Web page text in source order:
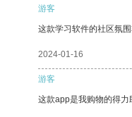
游客
这款学习软件的社区氛
2024-01-16
游客
这款app是我购物的得力